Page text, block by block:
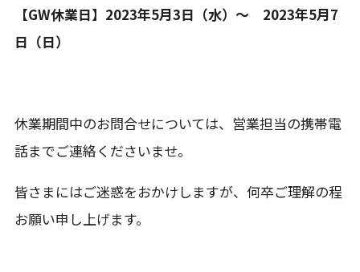
【GW休業日】2023年5月3日（水）～ 2023年5月7
日（日）
休業期間中のお問合せについては、営業担当の携帯電
話までご連絡くださいませ。
皆さまにはご迷惑をおかけしますが、何卒ご理解の程
お願い申し上げます。